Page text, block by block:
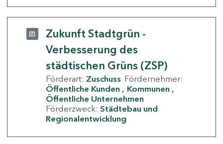
Zukunft Stadtgrün -
Verbesserung des
städtischen Grüns (ZSP)
Förderart: Zuschuss Fördernehmer:
Öffentliche Kunden
Kommunen
Öffentliche Unternehmen
Förderzweck: Städtebau und
Regionalentwicklung